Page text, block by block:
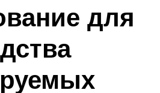
для